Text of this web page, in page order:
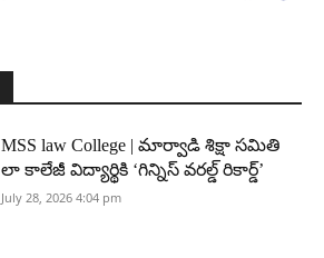
MSS law College | మార్వాడి శిక్షా సమితి
లా కాలేజీ విద్యార్థికి ‘గిన్నిస్ వరల్డ్ రికార్డ్’
July 28, 2026 4:04 pm